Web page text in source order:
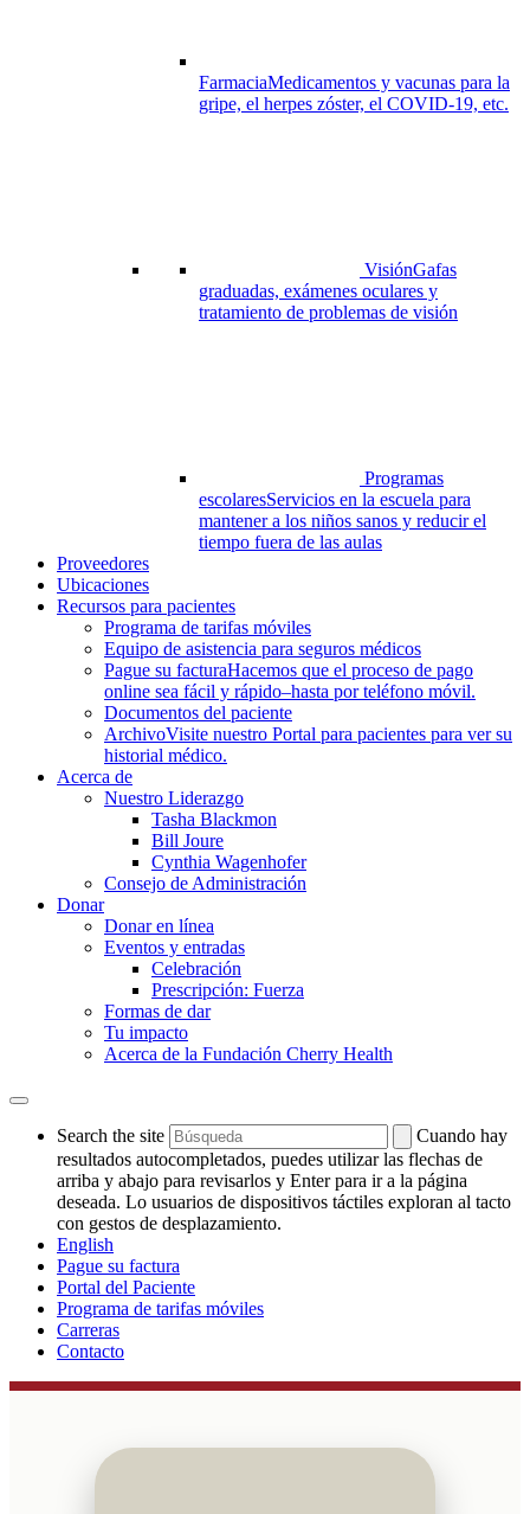
FarmaciaMedicamentos y vacunas para la
gripe, el herpes zóster, el COVID-19, etc.
VisiónGafas
graduadas, exámenes oculares y
tratamiento de problemas de visión
Programas
escolaresServicios en la escuela para
mantener a los niños sanos y reducir el
tiempo fuera de las aulas
Proveedores
Ubicaciones
Recursos para pacientes
Programa de tarifas móviles
Equipo de asistencia para seguros médicos
Pague su facturaHacemos que el proceso de pago
online sea fácil y rápido–hasta por teléfono móvil.
Documentos del paciente
ArchivoVisite nuestro Portal para pacientes para ver su
historial médico.
Acerca de
Nuestro Liderazgo
Tasha Blackmon
Bill Joure
Cynthia Wagenhofer
Consejo de Administración
Donar
Donar en línea
Eventos y entradas
Celebración
Prescripción: Fuerza
Formas de dar
Tu impacto
Acerca de la Fundación Cherry Health
Search the site
Cuando hay
resultados autocompletados, puedes utilizar las flechas de
arriba y abajo para revisarlos y Enter para ir a la página
deseada. Lo usuarios de dispositivos táctiles exploran al tacto
con gestos de desplazamiento.
English
Pague su factura
Portal del Paciente
Programa de tarifas móviles
Carreras
Contacto